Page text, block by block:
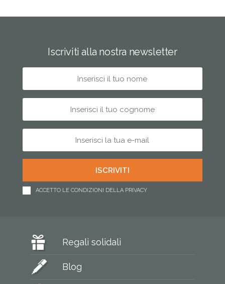
Iscriviti alla nostra newsletter
ACCETTO LE CONDIZIONI DELLA PRIVACY
Regali solidali
Blog